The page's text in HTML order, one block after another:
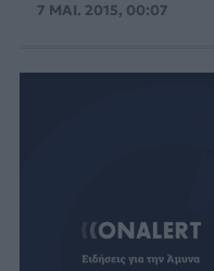
7 ΜΑΙ. 2015, 00:07